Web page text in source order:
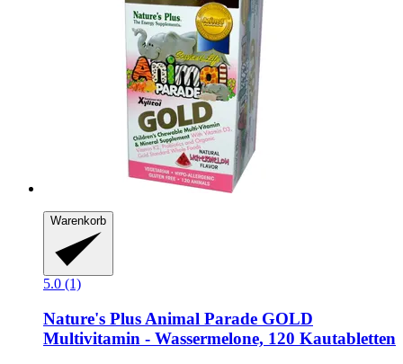
Warenkorb
5.0 (1)
Nature's Plus Animal Parade GOLD
Multivitamin -​ Wassermelone, 120 Kautabletten